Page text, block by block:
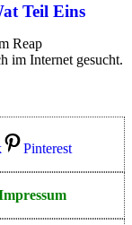
Teil Eins
Reap
im Internet gesucht.
Pinterest